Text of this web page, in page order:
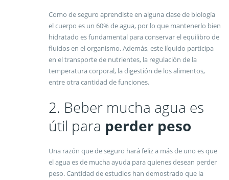
Como de seguro aprendiste en alguna clase de biología
el cuerpo es un 60% de agua, por lo que mantenerlo bien
hidratado es fundamental para conservar el equilibro de
fluidos en el organismo. Además, este líquido participa
en el transporte de nutrientes, la regulación de la
temperatura corporal, la digestión de los alimentos,
entre otra cantidad de funciones.
2. Beber mucha agua es
útil para perder peso
Una razón que de seguro hará feliz a más de uno es que
el agua es de mucha ayuda para quienes desean perder
peso. Cantidad de estudios han demostrado que la